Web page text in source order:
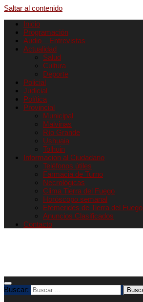
Saltar al contenido
Inicio
Programación
Audio – Entrevistas
Actualidad
Salud
Cultura
Deporte
Policial
Judicial
Política
Provincial
Municipal
Malvinas
Río Grande
Ushuaia
Tolhuin
Informacion al Ciudadano
Teléfonos útiles
Farmacia de Turno
Necrológicas
Clima Tierra del Fuego
Horóscopo semanal
Efemerides de Tierra del Fuego
Anuncios Clasificados
Contacto
Buscar: